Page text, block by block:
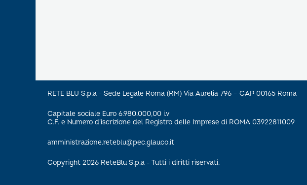
RETE BLU S.p.a - Sede Legale Roma (RM) Via Aurelia 796 – CAP 00165 Roma
Capitale sociale Euro 6.980.000,00 i.v
C.F. e Numero d’iscrizione del Registro delle Imprese di ROMA 03922811009
amministrazione.reteblu@pec.glauco.it
Copyright 2026 ReteBlu S.p.a - Tutti i diritti riservati.